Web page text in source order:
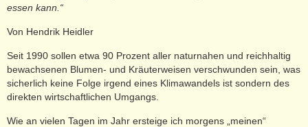
essen kann.“
Von Hendrik Heidler
Seit 1990 sollen etwa 90 Prozent aller naturnahen und reichhaltig
bewachsenen Blumen- und Kräuterweisen verschwunden sein, was
sicherlich keine Folge irgend eines Klimawandels ist sondern des
direkten wirtschaftlichen Umgangs.
Wie an vielen Tagen im Jahr ersteige ich morgens „meinen“